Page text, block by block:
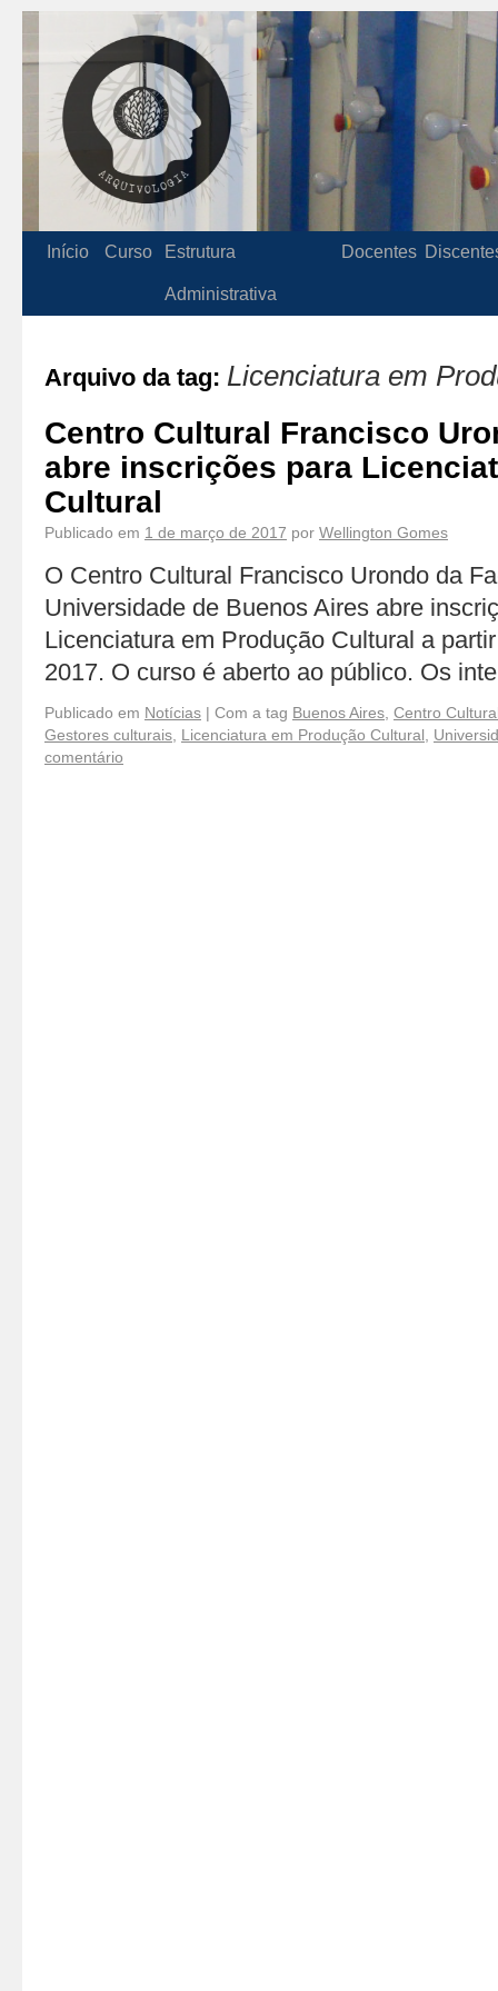
Início Curso Estrutura
Administrativa
Docentes
Arquivo da tag: Licenciatura em
Centro Cultural Francisco
abre inscrições para
Cultural
Publicado em 1 de março de 2017 por Wellington Gomes
O Centro Cultural Francisco Urondo da
Universidade de Buenos Aires abre
Licenciatura em Produção Cultural a
2017. O curso é aberto ao público. Os
Publicado em Notícias | Com a tag Buenos Aires Centro
Gestores culturais Licenciatura em Produção Cultural
comentário